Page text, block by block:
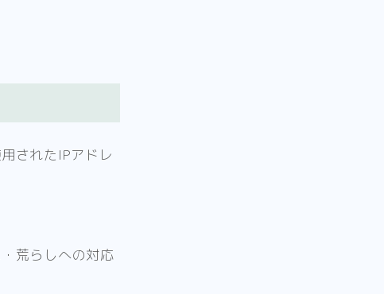
されたIPアドレ
荒らしへの対応